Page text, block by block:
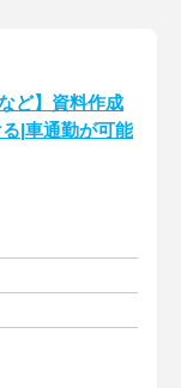
ど】資料作成
|車通勤が可能